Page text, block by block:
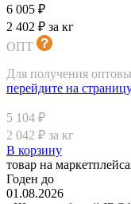
6 005 ₽
2 402 ₽ за кг
ОПТ
Для получения
перейдите на страницу
5 104 ₽
2 042 ₽ за кг
В корзину
товар на
Годен до
01.08.2026